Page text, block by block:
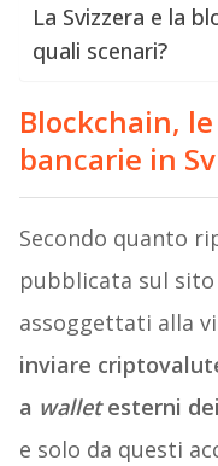
La Svizzera e la
quali scenari?
Blockchain,
bancarie in
Secondo quanto
pubblicata sul
assoggettati alla
inviare
a walletesterni
e solo da questi